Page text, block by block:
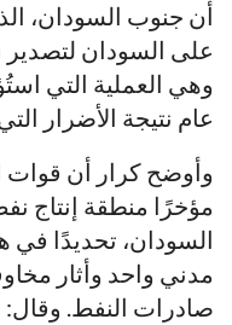
أن جنوب السودان،
على السودان لتصدير
وهي العملية التي
عام نتيجة الأضرار
وأوضح كرار أن
مؤخرًا منطقة إنتاج
السودان، تحديدًا في
مدني واحد وأثار
صادرات النفط.